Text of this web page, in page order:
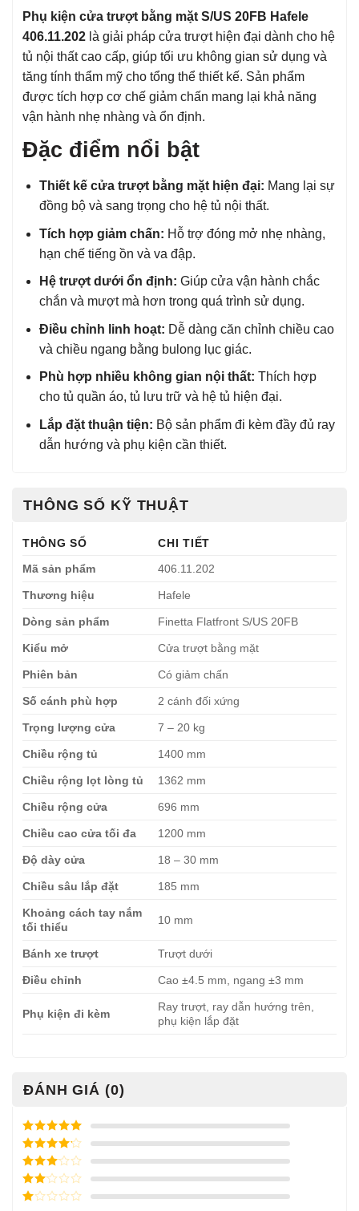
Phụ kiện cửa trượt bằng mặt S/US 20FB Hafele
406.11.202 là giải pháp cửa trượt hiện đại dành cho hệ
tủ nội thất cao cấp, giúp tối ưu không gian sử dụng và
tăng tính thẩm mỹ cho tổng thể thiết kế. Sản phẩm
được tích hợp cơ chế giảm chấn mang lại khả năng
vận hành nhẹ nhàng và ổn định.
Đặc điểm nổi bật
Thiết kế cửa trượt bằng mặt hiện đại: Mang lại sự
đồng bộ và sang trọng cho hệ tủ nội thất.
Tích hợp giảm chấn: Hỗ trợ đóng mở nhẹ nhàng,
hạn chế tiếng ồn và va đập.
Hệ trượt dưới ổn định: Giúp cửa vận hành chắc
chắn và mượt mà hơn trong quá trình sử dụng.
Điều chỉnh linh hoạt: Dễ dàng căn chỉnh chiều cao
và chiều ngang bằng bulong lục giác.
Phù hợp nhiều không gian nội thất: Thích hợp
cho tủ quần áo, tủ lưu trữ và hệ tủ hiện đại.
Lắp đặt thuận tiện: Bộ sản phẩm đi kèm đầy đủ ray
dẫn hướng và phụ kiện cần thiết.
THÔNG SỐ KỸ THUẬT
THÔNG SỐ
CHI TIẾT
Mã sản phẩm
406.11.202
Thương hiệu Hafele
Dòng sản phẩm Finetta Flatfront S/US 20FB
Kiểu mở Cửa trượt bằng mặt
Phiên bản Có giảm chấn
Số cánh phù hợp 2 cánh đối xứng
Trọng lượng cửa 7 – 20 kg
Chiều rộng tủ 1400 mm
Chiều rộng lọt lòng tủ 1362 mm
Chiều rộng cửa 696 mm
Chiều cao cửa tối đa 1200 mm
Độ dày cửa 18 – 30 mm
Chiều sâu lắp đặt 185 mm
Khoảng cách tay nắm
tối thiểu
10 mm
Bánh xe trượt Trượt dưới
Điều chỉnh Cao ±4.5 mm, ngang ±3 mm
Phụ kiện đi kèm
Ray trượt, ray dẫn hướng trên,
phụ kiện lắp đặt
ĐÁNH GIÁ (0)
Được xếp
hạng
5
sao
Được xếp
hạng
sao
Được
xếp
hạng3
Được